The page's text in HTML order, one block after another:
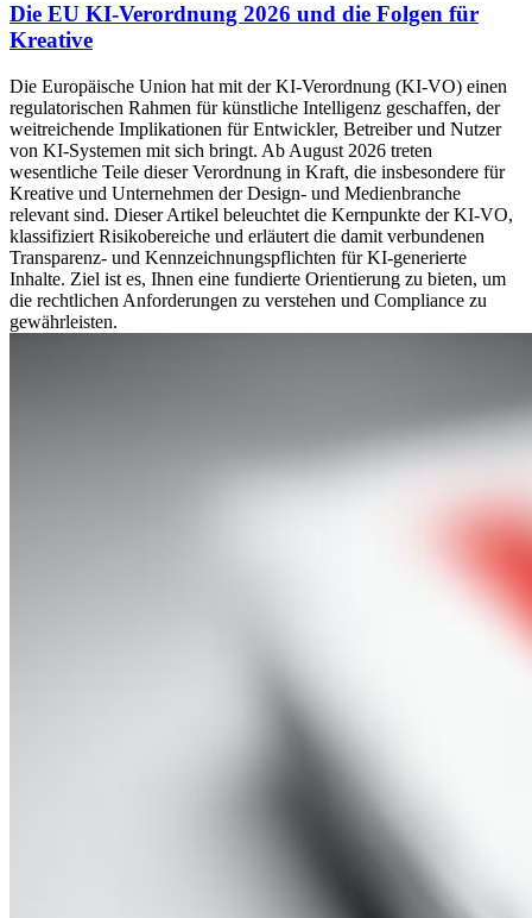
Die EU KI-Verordnung 2026 und die Folgen für
Kreative
Die Europäische Union hat mit der KI-Verordnung (KI-VO) einen
regulatorischen Rahmen für künstliche Intelligenz geschaffen, der
weitreichende Implikationen für Entwickler, Betreiber und Nutzer
von KI-Systemen mit sich bringt. Ab August 2026 treten
wesentliche Teile dieser Verordnung in Kraft, die insbesondere für
Kreative und Unternehmen der Design- und Medienbranche
relevant sind. Dieser Artikel beleuchtet die Kernpunkte der KI-VO,
klassifiziert Risikobereiche und erläutert die damit verbundenen
Transparenz- und Kennzeichnungspflichten für KI-generierte
Inhalte. Ziel ist es, Ihnen eine fundierte Orientierung zu bieten, um
die rechtlichen Anforderungen zu verstehen und Compliance zu
gewährleisten.